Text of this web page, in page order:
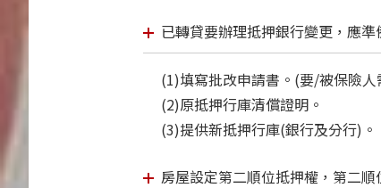
已轉貸要辦理抵押銀行變更，應準
(1)填寫批改申請書。(要/被保險人
(2)原抵押行庫清償證明。
(3)提供新抵押行庫(銀行及分行)。
房屋設定第二順位抵押權，第二